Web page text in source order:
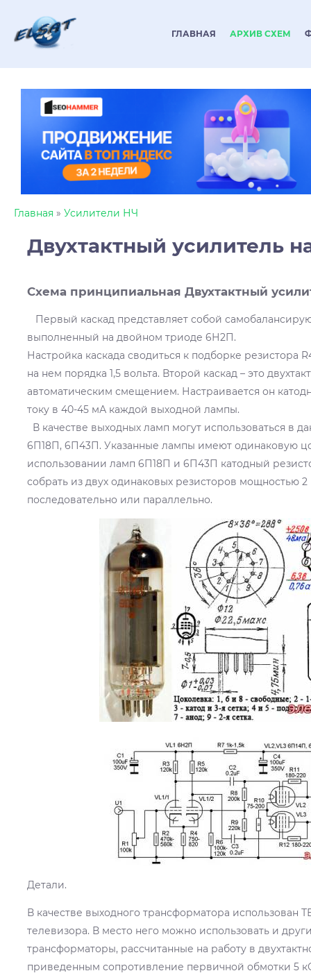
ГЛАВНАЯ АРХИВ СХЕМ
Главная » Усилители НЧ
Двухтактный усилитель
Схема принципиальная Двухтактный
Первый каскад представляет собой
выполненный на двойном триоде 6Н2П.
Настройка каскада сводиться к подборке резистора
на нем порядка 1,5 вольта. Второй каскад – это
автоматическим смещением. Настраивается он
току в 40-45 мА каждой выходной лампы.
В качестве выходных ламп могут использоваться в
6П18П, 6П43П. Указанные лампы имеют одинаковую
использовании ламп 6П18П и 6П43П катодный
собрать из двух одинаковых резисторов мощностью 2
последовательно или параллельно.
Детали.
В качестве выходного трансформатора использован
телевизора. В место него можно использовать и
трансформаторы, рассчитанные на работу в
приведенным сопротивление первичной обмотки 5